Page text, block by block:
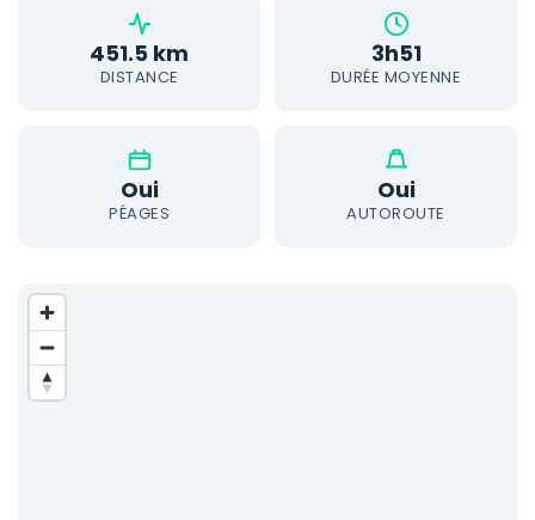
451.5 km
DISTANCE
3h51
DURÉE MOYENNE
Oui
PÉAGES
Oui
AUTOROUTE